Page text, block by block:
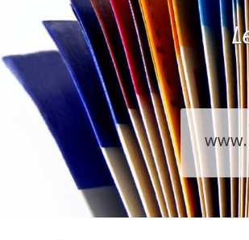
www.